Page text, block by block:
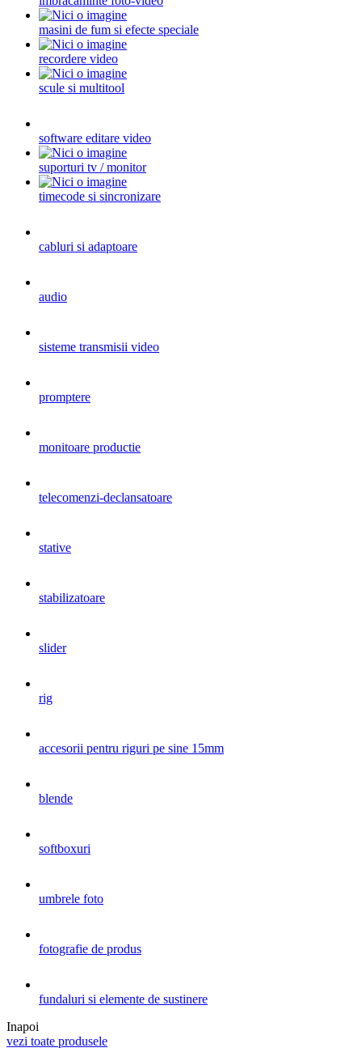
masini de fum si efecte speciale
recordere video
scule si multitool
software editare video
suporturi tv / monitor
timecode si sincronizare
cabluri si adaptoare
audio
sisteme transmisii video
promptere
monitoare productie
telecomenzi-declansatoare
stative
stabilizatoare
slider
rig
accesorii pentru riguri pe sine 15mm
blende
softboxuri
umbrele foto
fotografie de produs
fundaluri si elemente de sustinere
Inapoi
vezi toate produsele